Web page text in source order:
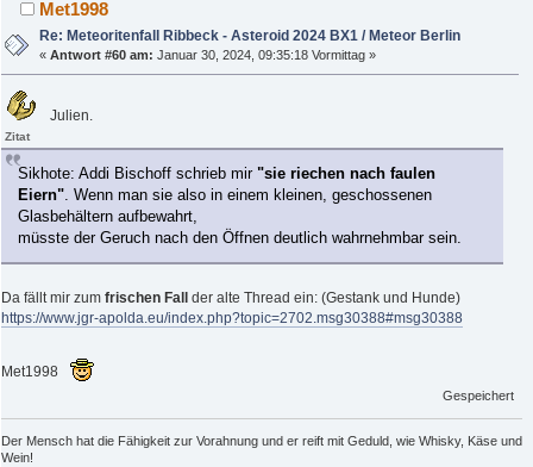
Met1998
Re: Meteoritenfall Ribbeck - Asteroid 2024 BX1 / Meteor Berlin
«Antwort #60 am: Januar 30, 2024, 09:35:18 Vormittag »
Julien.
Zitat
Sikhote: Addi Bischoff schrieb mir "sie riechen nach faulen
Eiern". Wenn man sie also in einem kleinen, geschossenen
Glasbehältern aufbewahrt,
müsste der Geruch nach den Öffnen deutlich wahrnehmbar sein.
Da fällt mir zum frischen Fall
der alte Thread ein: (Gestank und Hunde)
https://www.jgr-apolda.eu/index.php?topic=2702.msg30388#msg30388
Met1998
Gespeichert
Der Mensch hat die Fähigkeit zur Vorahnung und er reift mit Geduld, wie Whisky, Käse und
Wein!